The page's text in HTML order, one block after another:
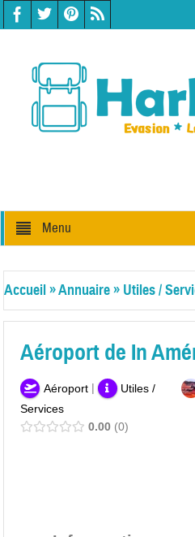
Menu
Accueil»Annuaire» Utiles /
Aéroport de In
Aéroport|
Utiles /
Services
0.00 0